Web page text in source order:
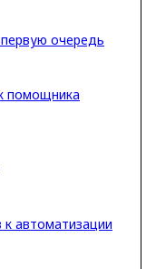
очередь
помощника
к автоматизации